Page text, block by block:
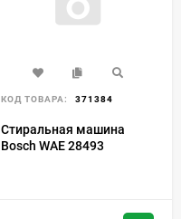
КОД ТОВАРА: 371384
Стиральная машина
Bosch WAE 28493